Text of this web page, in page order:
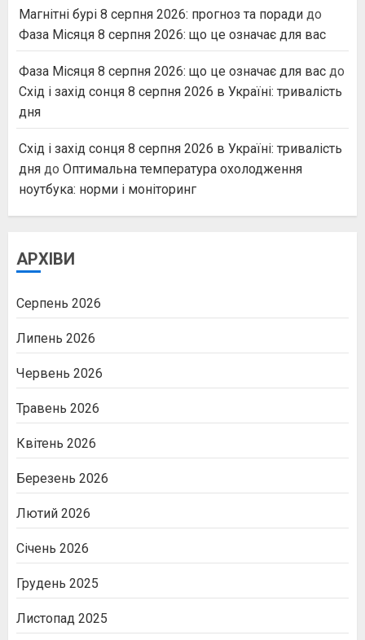
Магнітні бурі 8 серпня 2026: прогноз та поради до
Фаза Місяця 8 серпня 2026: що це означає для вас
Фаза Місяця 8 серпня 2026: що це означає для вас до
Схід і захід сонця 8 серпня 2026 в Україні: тривалість
дня
Схід і захід сонця 8 серпня 2026 в Україні: тривалість
дня до Оптимальна температура охолодження
ноутбука: норми і моніторинг
АРХІВИ
Серпень 2026
Липень 2026
Червень 2026
Травень 2026
Квітень 2026
Березень 2026
Лютий 2026
Січень 2026
Грудень 2025
Листопад 2025